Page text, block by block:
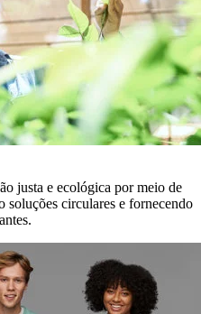
justa e ecológica por meio de
soluções circulares e fornecendo